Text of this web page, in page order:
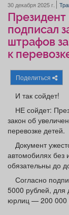
Работа
Афиша
ТВ программа
30 декабря 2025 г.
подписал
штрафов
к
Поделиться
И так сойдет!
НЕ сойдет:
закон об
перевозке детей.
Документ
автомобилях без
обязательны до
Согласно
5000 рублей,
юрлиц — 200 000